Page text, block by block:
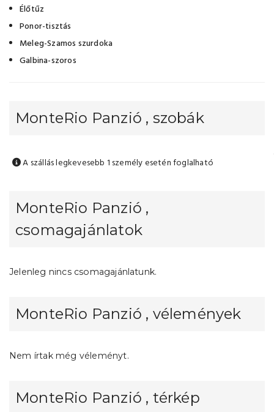
Élőtűz
Ponor-tisztás
Meleg-Szamos szurdoka
Galbina-szoros
MonteRio Panzió , szobák
A szállás legkevesebb 1 személy esetén foglalható
MonteRio Panzió ,
csomagajánlatok
Jelenleg nincs csomagajánlatunk.
MonteRio Panzió , vélemények
Nem írtak még véleményt.
MonteRio Panzió , térkép